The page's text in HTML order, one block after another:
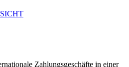
Zahlungsgeschäfte in einer